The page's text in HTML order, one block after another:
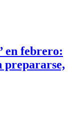
en febrero:
prepararse,